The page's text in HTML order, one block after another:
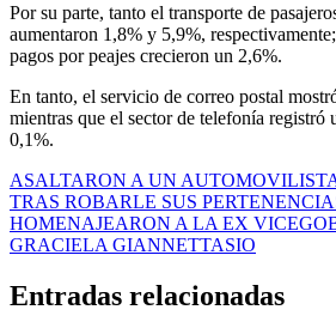
Por su parte, tanto el transporte de
aumentaron 1,8% y 5,9%,
pagos por peajes crecieron un 2,6%.
En tanto, el servicio de correo postal
mientras que el sector de telefonía registró
0,1%.
Navegación
de
entradas
ASALTARON A UN
TRAS ROBARLE SUS
HOMENAJEARON A LA EX
GRACIELA GIANNETTASIO
Entradas relacionadas